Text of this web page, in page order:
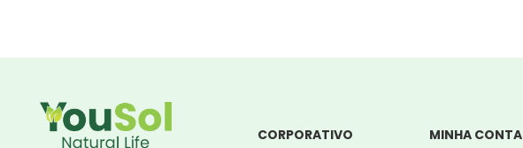
CORPORATIVO MINHA CONTA